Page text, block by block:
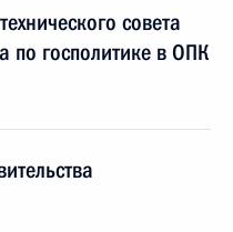
совета
по госполитике в ОПК